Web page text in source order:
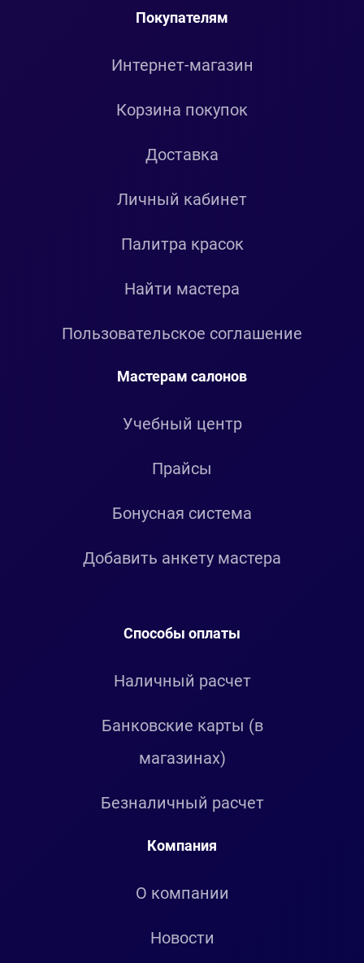
Покупателям
Интернет-магазин
Корзина покупок
Доставка
Личный кабинет
Палитра красок
Найти мастера
Пользовательское соглашение
Мастерам салонов
Учебный центр
Прайсы
Бонусная система
Добавить анкету мастера
Способы оплаты
Наличный расчет
Банковские карты (в
магазинах)
Безналичный расчет
Компания
О компании
Новости